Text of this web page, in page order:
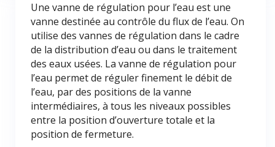
Une vanne de régulation pour l’eau est une
vanne destinée au contrôle du flux de l’eau. On
utilise des vannes de régulation dans le cadre
de la distribution d’eau ou dans le traitement
des eaux usées. La vanne de régulation pour
l’eau permet de réguler finement le débit de
l’eau, par des positions de la vanne
intermédiaires, à tous les niveaux possibles
entre la position d’ouverture totale et la
position de fermeture.